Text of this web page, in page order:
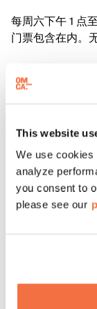
This website
We use cookies
analyze
you consent to
please see our
每周六下午 1 点
门票包含在内。
意探索、创意成
创意探索、创意
览的艺术家们将
画廊激活时间，
上 6 点至 8 点举
加州奥克兰博
碍、温馨和包容